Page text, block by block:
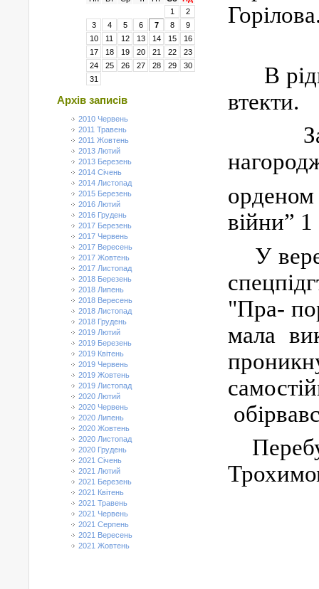
1
2
3
4 5 6 7 8
9
10
11 12 13 14 15
16
17
18 19 20 21 22
23
24
25 26 27 28 29
30
31
Архів записів
2010 Червень
2011 Травень
2011 Жовтень
2013 Лютий
2013 Березень
2014 Січень
2014 Листопад
2015 Березень
2016 Лютий
2016 Грудень
2017 Березень
2017 Червень
2017 Вересень
2017 Жовтень
2017 Листопад
2018 Березень
2018 Липень
2018 Вересень
2018 Листопад
2018 Грудень
2019 Лютий
2019 Березень
2019 Квітень
2019 Червень
2019 Жовтень
2019 Листопад
2020 Лютий
2020 Червень
2020 Липень
2020 Жовтень
2020 Листопад
2020 Грудень
2021 Січень
2021 Лютий
2021 Березень
2021 Квітень
2021 Травень
2021 Червень
2021 Серпень
2021 Вересень
2021 Жовтень
В
втекти.
орденом
війни”
У
"Пра-
мала